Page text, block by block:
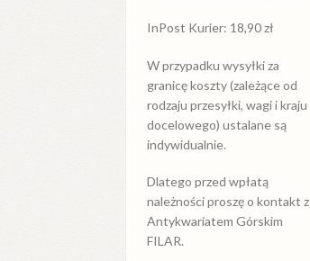
InPost Kurier: 18,90 zł
W przypadku wysyłkiza
granicękoszty (zależące od
rodzaju przesyłki, wagi i kraju
docelowego) ustalane są
indywidualnie.
Dlatego przed wpłatą
należności proszę o kontakt z
Antykwariatem Górskim
FILAR.